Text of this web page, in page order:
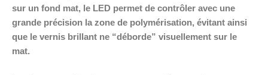
sur un fond mat, le LED permet de contrôler avec une
grande précision la zone de polymérisation, évitant ainsi
que le vernis brillant ne “déborde” visuellement sur le
mat.